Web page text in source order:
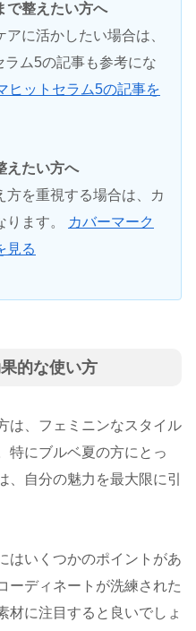
で整えたい方へ
に活かしたい場合は、
ム5の記事も参考にな
ヒットセラム5の記事を
えたい方へ
方を重視する場合は、カ
ります。
カバーマーク
見る
的な使い方
は、フェミニンなスタイル
特にブルベ夏の方にとっ
、自分の魅力を最大限に引
はいくつかのポイントがあ
ーディネートが洗練された
材に注目すると良いでしょ